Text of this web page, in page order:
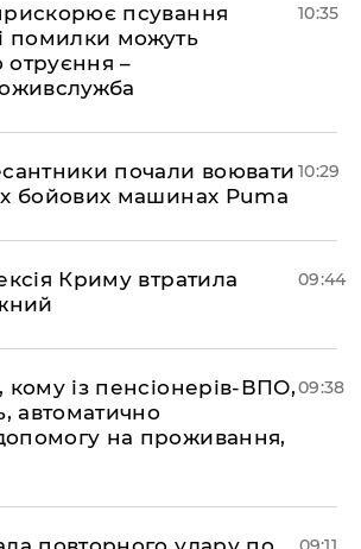
псування
помилки можуть
отруєння –
10:35
почали воювати
бойових машинах Puma
10:29
Криму втратила
09:44
кому із пенсіонерів-ВПО,
автоматично
на проживання,
09:38